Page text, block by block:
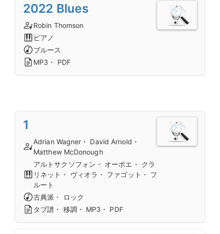
2022 Blues
Robin Thomson
ピアノ
ブルース
MP3・ PDF
1
Adrian Wagner・ David Arnold・
Matthew McDonough
アルトサクソフォン・ オーボエ・ クラ
リネット・ ヴィオラ・ ファゴット・ フ
ルート
古典派・ ロック
タブ譜・ 移調・ MP3・ PDF